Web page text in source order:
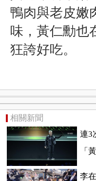
鴨肉與老皮嫩
味，黃仁勳也
狂誇好吃。
相關新聞
連3
「
李